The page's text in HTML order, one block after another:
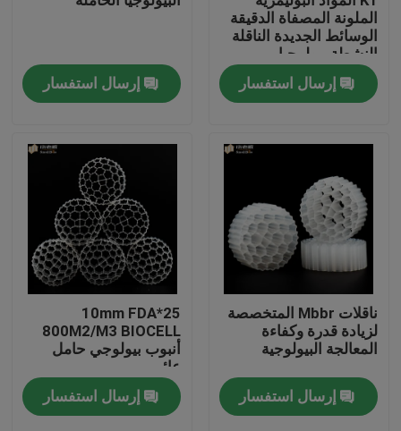
منتجات
معلومات عنا
مراقبة الجودة
اتصل بنا
الملونة المصفاة الدقيقة
الوسائط الجديدة الناقلة
النشطة بيولوجيا
إرسال استفسار
إرسال استفسار
ناقلات Mbbr المتخصصة
لزيادة قدرة وكفاءة
المعالجة البيولوجية
إرسال استفسار
25*10mm FDA
800M2/M3 BIOCELL
أنبوب بيولوجي حامل
عائم
إرسال استفسار